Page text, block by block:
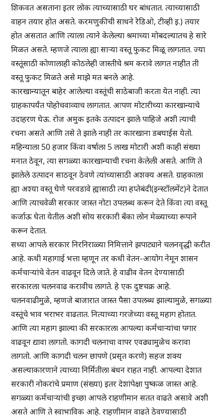
शिकवत असताना इतर लोक त्याच्यासाठी घर बांधतात. त्याच्यासाठी
वाहन तयार होत असते. करमणुकीची साधने रेडिओ, टीव्ही इ.) तयार
होत असतात आणि त्याला त्याने केलेल्या श्रमाच्या मोबदल्यातच हे सारे
मिळत असते. म्हणजे त्याला ह्या साऱ्या वस्तू फुकट मिळू लागतात. ज्या
वस्तूंसाठी कोणालाही कोठलेही जास्तीचे श्रम करावे लागत नाहीत ती
वस्तू फुकट मिळते असे माझे मत बनले आहे.
कारखान्यातून बाहेर आलेल्या वस्तूंची साठेबाजी करता येत नाही. त्या
ग्राहकापर्यंत पोहोचवाव्याच लागतात. आपण मोटारीच्या कारखान्याचे
उदाहरण घेऊ. रोज अमुक इतके उत्पादन झाले पाहिजे अशी त्याची
रचना असते आणि तसे ते झाले नाही तर कारखाना डबघाईस येतो.
महिन्याला 50 हजार किंवा वर्षाला 5 लाख मोटारी अशी काही संख्या
मनात ठेवून, त्या सगळ्या कारखान्याची रचना केलेली असते. आणि ते
झालेले उत्पादन साठवून ठेवणे त्यांच्यासाठी अशक्य असते. ग्राहकाला
ह्या अश्या वस्तू घेणे परवडावे ह्यासाठी त्या हप्तेबंदी(इन्स्टॉलमेंट)ने देतात
आणि त्याचवेळी सरकार जास्त नोटा उपलब्ध करून देते किंवा त्या वस्तू
कर्जाऊ घेता येतील अशी सोय सरकारी बँका लोन मेळ्याच्या रूपाने
करून देतात.
सध्या आपले सरकार निरनिराळ्या निमित्ताने झपाट्याने चलनवृद्धी करीत
आहे. कधी महागाई भत्ता म्हणून तर कधी वेतन-आयोग नेमून शासन
कर्मचाऱ्यांचे वेतन वाढवून दिले जाते. हे वाढीव वेतन देण्यासाठी
सरकारला चलनवाढ करावीच लागते. हे एक दुष्टचक्र आहे.
चलनवाढीमुळे, म्हणजे बाजारात जास्त पैसा उपलब्ध झाल्यामुळे, सगळ्या
वस्तूंचे भाव भराभर वाढतात. नित्याच्या गरजेच्या वस्तू महाग होतात.
आणि त्या महाग झाल्या की सरकारला आपल्या कर्मचाऱ्यांचा पगार
वाढवून द्यावा लागतो. कागदी चलनाचा वापर एवढ्यामुळेच करावा
लागतो. आणि कागदी चलन छापणे (प्रसृत करणे) सहज शक्य
असल्याकारणाने त्याच्या निर्मितीला बंधन राहत नाही. आपल्या देशात
सरकारी नोकरांचे प्रमाण (संख्या) इतर देशांपेक्षा पुष्कळ जास्त आहे.
सगळ्या कर्मचाऱ्यांची इच्छा आपले राहणीमान सतत वाढते असावे अशी
असते आणि ते स्वाभाविक आहे. राहणीमान वाढते ठेवण्यासाठी